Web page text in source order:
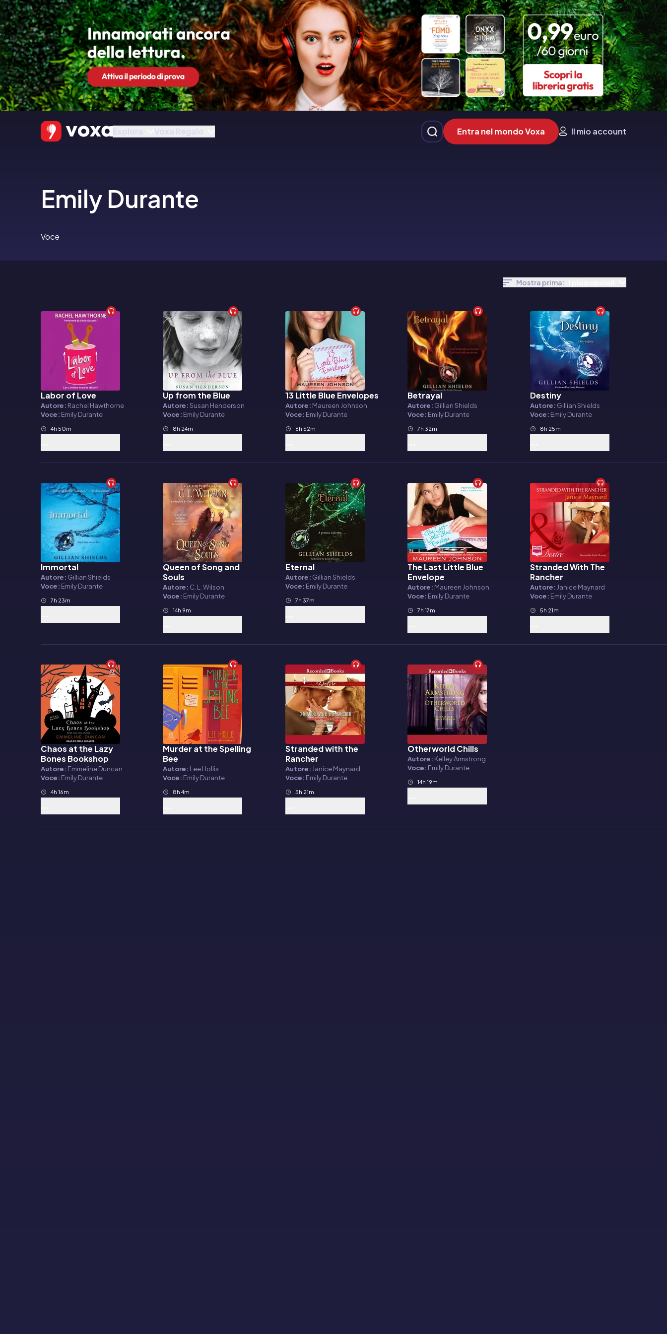
Esplora Voxa Regalo Entra nel mondo Voxa Il mio account
Emily Durante
Voce
Mostra prima:
Audiolibro
Labor of Love
Autore: Rachel Hawthorne
Voce: Emily Durante
4h 50m
Audiolibro
Up from the Blue
Autore:Susan Henderson
Voce: Emily Durante
8h 24m
Audiolibro
13 Little Blue Envelopes
Autore: Maureen Johnson
Voce: Emily Durante
6h 52m
Audiolibro
Betrayal
Autore: Gillian Shields
Voce: Emily Durante
7h 32m
Audiolibro
Destiny
Autore: Gillian Shields
Voce: Emily Durante
8h 25m
Audiolibro
Immortal
Autore: Gillian Shields
Voce: Emily Durante
7h 23m
Audiolibro
Queen of Song and
Souls
Autore: C. L. Wilson
Voce: Emily Durante
14h 9m
Audiolibro
Eternal
Autore: Gillian Shields
Voce: Emily Durante
7h 37m
Audiolibro
The Last Little Blue
Envelope
Autore: Maureen Johnson
Voce: Emily Durante
7h 17m
Audiolibro
Stranded With The
Rancher
Autore: Janice Maynard
Voce: Emily Durante
5h 21m
Audiolibro
Chaos at the Lazy
Bones Bookshop
Autore: Emmeline Duncan
Voce: Emily Durante
4h 16m
Audiolibro
Murder at the Spelling
Bee
Autore: Lee Hollis
Voce: Emily Durante
8h 4m
Audiolibro
Stranded with the
Rancher
Autore: Janice Maynard
Voce: Emily Durante
5h 21m
Audiolibro
Otherworld Chills
Autore: Kelley Armstrong
Voce: Emily Durante
14h 19m